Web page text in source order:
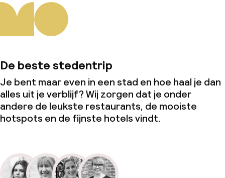
De beste stedentrip
Je bent maar even in een stad en hoe haal je dan
alles uit je verblijf? Wij zorgen dat je onder
andere de leukste restaurants, de mooiste
hotspots en de fijnste hotels vindt.